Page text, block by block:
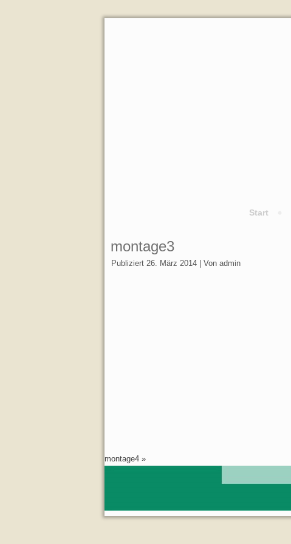
Start
montage3
Publiziert 26. März 2014 Von admin
montage4 »